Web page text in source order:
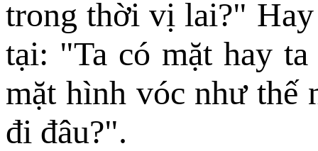
trong thời vị lai?"
tại: "Ta có mặt hay
mặt hình vóc như thế
đi đâu?".